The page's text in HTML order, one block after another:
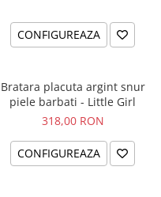
CONFIGUREAZA
Bratara placuta argint snur
piele barbati - Little Girl
318,00 RON
CONFIGUREAZA